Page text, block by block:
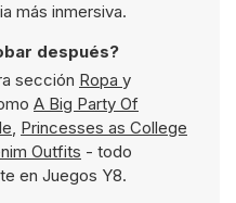
más inmersiva.
después?
sección Ropa y
A Big Party Of
, Princesses as College
Outfits - todo
en Juegos Y8.